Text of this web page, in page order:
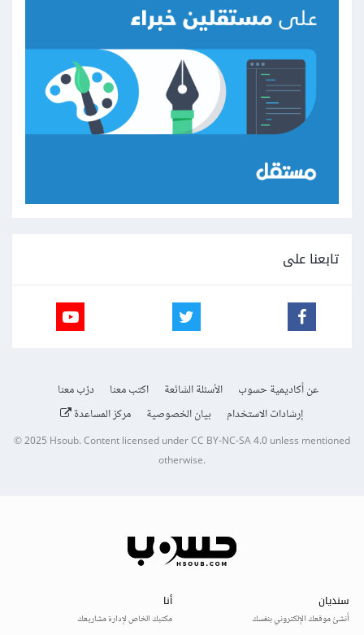
تابعنا على
عن أكاديمية حسوب الأسئلة الشائعة اكتب معنا
درّب معنا
إرشادات الاستخدام
بيان الخصوصية مركز المساعدة
© 2025Hsoub.Content licensed underCC BY-NC-SA 4.0unless mentioned
otherwise.